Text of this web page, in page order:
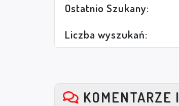
Ostatnio Szukany:
Liczba wyszukań:
KOMENTARZE